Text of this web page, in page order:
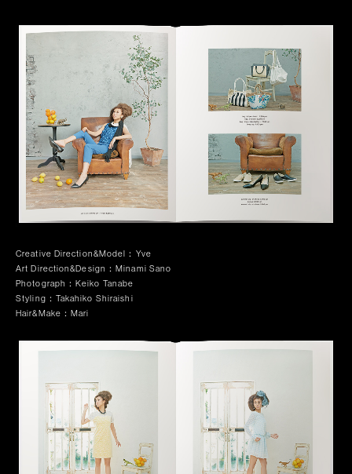
Creative Direction&Model：Yve
Art Direction&Design：Minami Sano
Photograph：Keiko Tanabe
Styling：Takahiko Shiraishi
Hair&Make：Mari